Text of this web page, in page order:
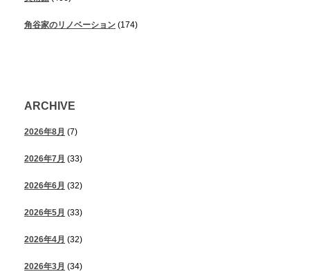
角谷家のリノベーション (174)
ARCHIVE
2026年8月 (7)
2026年7月 (33)
2026年6月 (32)
2026年5月 (33)
2026年4月 (32)
2026年3月 (34)